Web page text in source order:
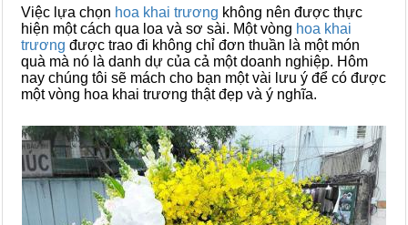
Việc lựa chọn hoa khai trương không nên được thực
hiện một cách qua loa và sơ sài. Một vòng hoa khai
trương được trao đi không chỉ đơn thuần là một món
quà mà nó là danh dự của cả một doanh nghiệp. Hôm
nay chúng tôi sẽ mách cho bạn một vài lưu ý để có được
một vòng hoa khai trương thật đẹp và ý nghĩa.